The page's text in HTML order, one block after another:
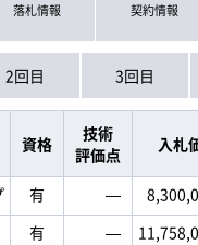
落札情報 契約情報
2回目 3回目
資格
技術
評価点
入札
有 ―
有 ―